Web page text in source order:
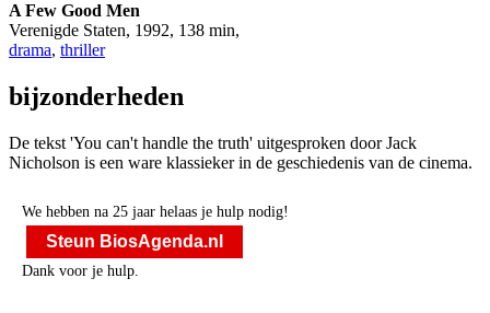
A Few Good Men
Verenigde Staten, 1992, 138 min,
drama, thriller
bijzonderheden
De tekst 'You can't handle the truth' uitgesproken door Jack
Nicholson is een ware klassieker in de geschiedenis van de cinema.
We hebben na 25 jaar helaas je hulp nodig!
Steun BiosAgenda.nl
Dank voor je hulp.